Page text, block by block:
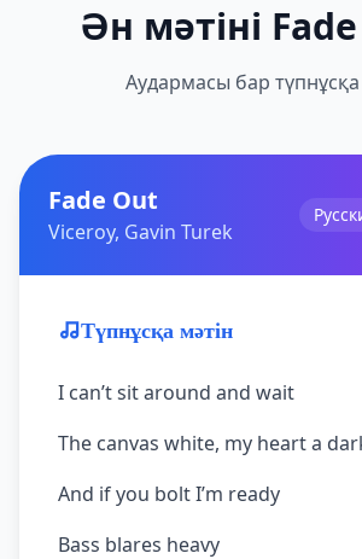
Ән мәтіні
Аудармасы бар түпнұсқа
Fade Out
Viceroy, Gavin Turek
Түпнұсқа мәтін
I can’t sit around and wait
The canvas white, my heart a
And if you bolt I’m ready
Bass blares heavy